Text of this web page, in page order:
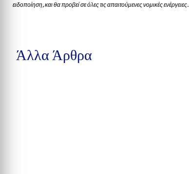
ειδοποίηση, και θα προβεί σε όλες τις απαιτούμενες νομικές ενέργειες.
Άλλα Άρθρα